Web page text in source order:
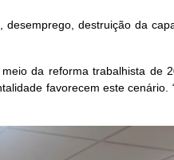
destruição da
da reforma trabalhista de
favorecem este cenário.